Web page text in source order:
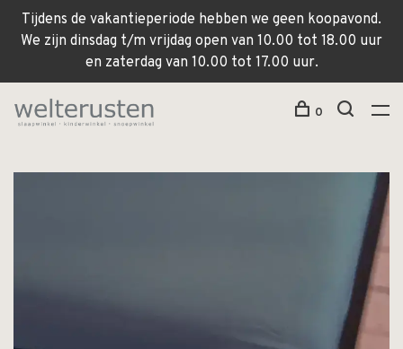
Tijdens de vakantieperiode hebben we geen koopavond.
We zijn dinsdag t/m vrijdag open van 10.00 tot 18.00 uur
en zaterdag van 10.00 tot 17.00 uur.
0